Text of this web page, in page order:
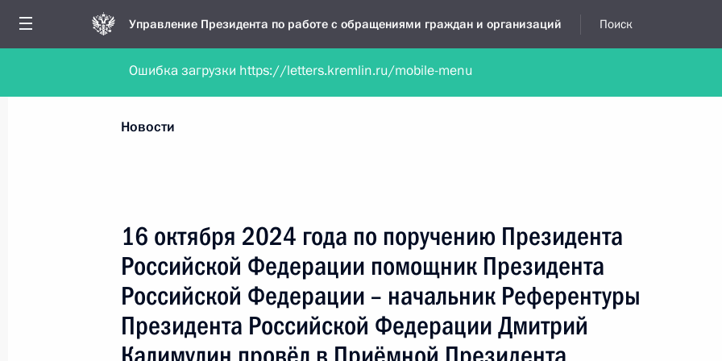
Управление Президента по работе с обращениями граждан и организаций Поиск
Обратиться в форме электронного документа Обратиться в устной форме
Все новости
Все руководители, регионы, города и темы
Новости
16 октября 2024 года по поручению Президента
Российской Федерации помощник Президента
Российской Федерации – начальник Референтуры
Президента Российской Федерации Дмитрий
Ошибка загрузки https://letters.kremlin.ru/mobile-menu